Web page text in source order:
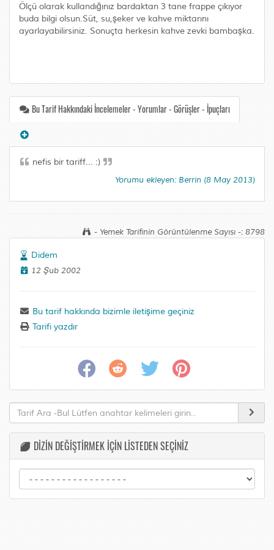
Ölçü olarak kullandığınız bardaktan 3 tane frappe çıkıyor
buda bilgi olsun.Süt, su,şeker ve kahve miktarını
ayarlayabilirsiniz. Sonuçta herkesin kahve zevki bambaşka.
Bu Tarif Hakkındaki İncelemeler - Yorumlar - Görüşler - İpuçları
nefis bir tariff... :)
Yorumu ekleyen: Berrin (8 May 2013)
- Yemek Tarifinin Görüntülenme Sayısı -: 8798
Didem
12 Şub 2002
Bu tarif hakkında bizimle iletişime geçiniz
Tarifi yazdır
DİZİN DEĞİŞTİRMEK İÇİN LİSTEDEN SEÇİNİZ